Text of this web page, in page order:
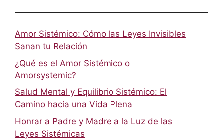
Amor Sistémico: Cómo las Leyes Invisibles
Sanan tu Relación
¿Qué es el Amor Sistémico o
Amorsystemic?
Salud Mental y Equilibrio Sistémico: El
Camino hacia una Vida Plena
Honrar a Padre y Madre a la Luz de las
Leyes Sistémicas